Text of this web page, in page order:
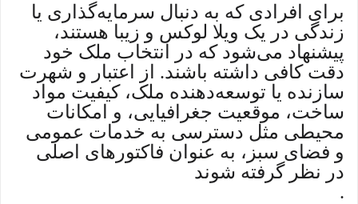
برای افرادی که به دنبال سرمایه‌گذاری یا
زندگی در یک ویلا لوکس و زیبا هستند،
پیشنهاد می‌شود که در انتخاب ملک خود
دقت کافی داشته باشند. از اعتبار و شهرت
سازنده یا توسعه‌دهنده ملک، کیفیت مواد
ساخت، موقعیت جغرافیایی، و امکانات
محیطی مثل دسترسی به خدمات عمومی
و فضای سبز، به عنوان فاکتورهای اصلی
در نظر گرفته شوند
.